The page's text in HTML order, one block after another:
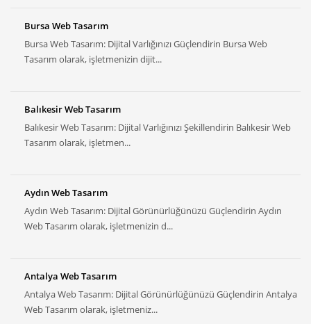
Bursa Web Tasarım
Bursa Web Tasarım: Dijital Varlığınızı Güçlendirin Bursa Web
Tasarım olarak, işletmenizin dijit...
Balıkesir Web Tasarım
Balıkesir Web Tasarım: Dijital Varlığınızı Şekillendirin Balıkesir Web
Tasarım olarak, işletmen...
Aydın Web Tasarım
Aydın Web Tasarım: Dijital Görünürlüğünüzü Güçlendirin Aydın
Web Tasarım olarak, işletmenizin d...
Antalya Web Tasarım
Antalya Web Tasarım: Dijital Görünürlüğünüzü Güçlendirin Antalya
Web Tasarım olarak, işletmeniz...